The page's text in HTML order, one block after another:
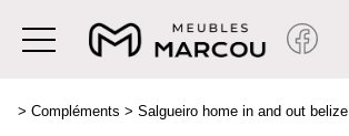
> Compléments > Salgueiro home in and out belize